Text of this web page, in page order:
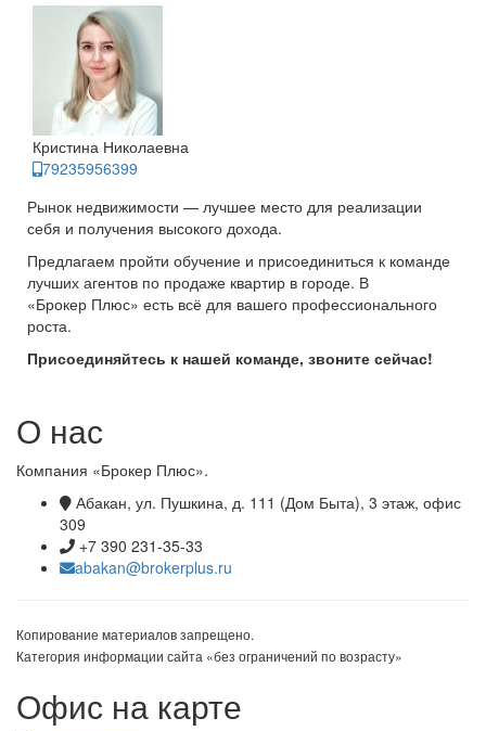
Кристина Николаевна
79235956399
Рынок недвижимости — лучшее место для реализации
себя и получения высокого дохода.
Предлагаем пройти обучение и присоединиться к команде
лучших агентов по продаже квартир в городе. В
«Брокер Плюс» есть всё для вашего профессионального
роста.
Присоединяйтесь к нашей команде, звоните сейчас!
О нас
Компания «Брокер Плюс».
Абакан, ул. Пушкина, д. 111 (Дом Быта), 3 этаж, офис
309
+7 390 231-35-33
abakan@brokerplus.ru
Копирование материалов запрещено.
Категория информации сайта «без ограничений по возрасту»
Офис на карте